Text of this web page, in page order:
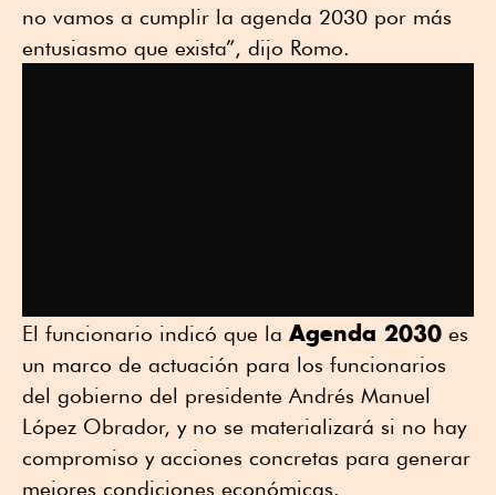
no vamos a cumplir la agenda 2030 por más
entusiasmo que exista”, dijo Romo.
El funcionario indicó que la Agenda 2030 es
un marco de actuación para los funcionarios
del gobierno del presidente Andrés Manuel
López Obrador, y no se materializará si no hay
compromiso y acciones concretas para generar
mejores condiciones económicas.